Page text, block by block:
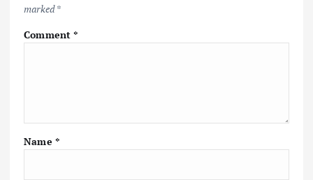
marked*
Comment*
Name *